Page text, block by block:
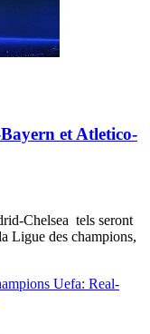
et Atletico-
Chelsea tels seront
Ligue des champions,
Uefa: Real-